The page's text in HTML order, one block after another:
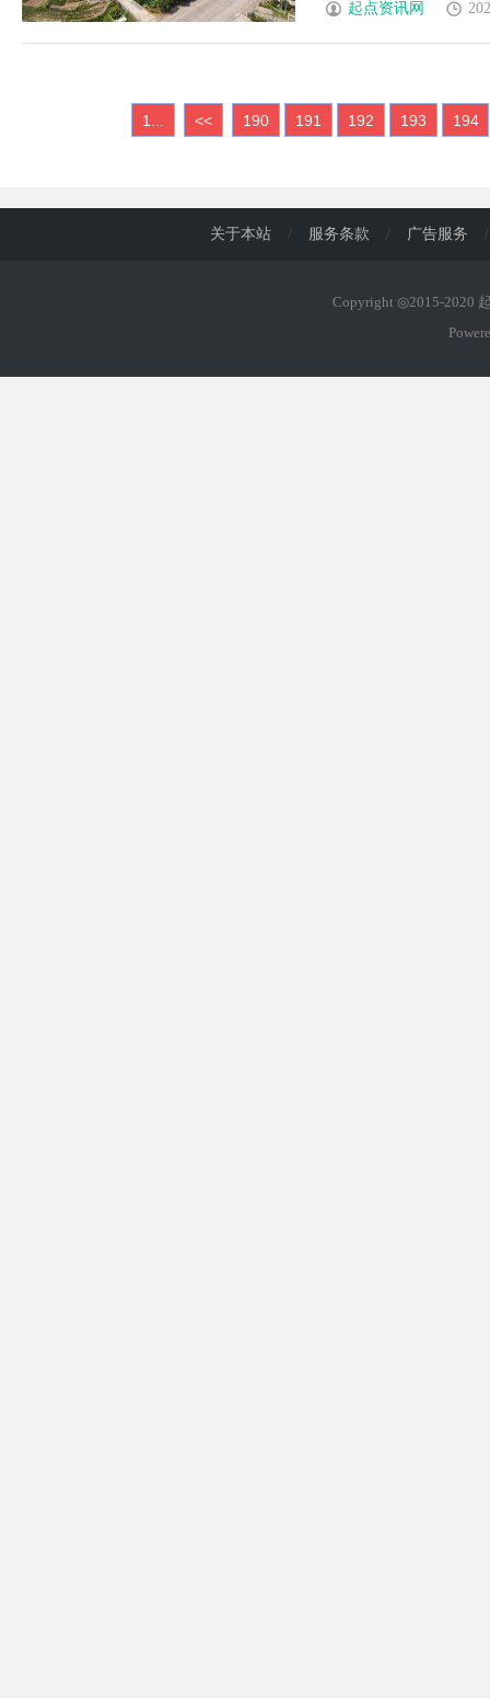
起点资讯网
1... << 190 191 192 193 194
关于本站 / 服务条款 / 广告服务 /
Copyright ◎2015-2020